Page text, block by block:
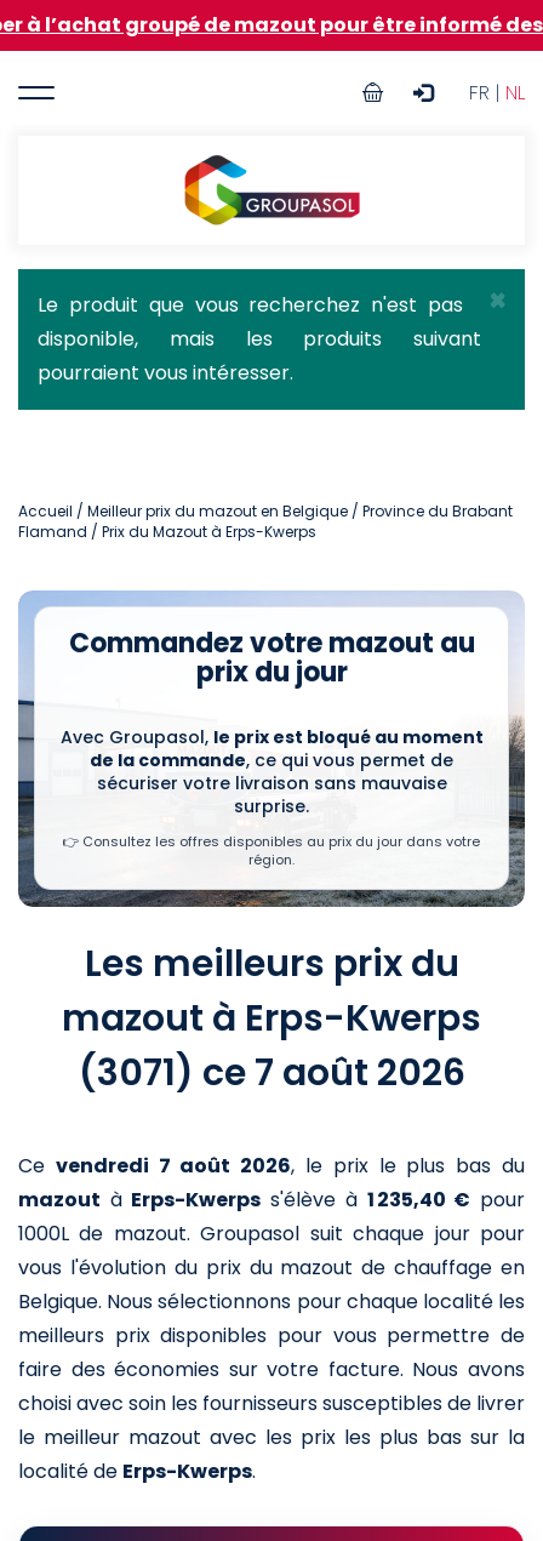
Aller
au
principal
groupé de mazout pour être informé des prix
FR | NL
User
Groupasol
×
Message
d'état
Le produit que vous recherchez n'est pas
disponible, mais les produits suivant
pourraient vous intéresser.
Accueil / Meilleur prix du mazout en Belgique / Province du Brabant
Flamand / Prix du Mazout à Erps-Kwerps
Commandez votre mazout au
prix du jour
Avec Groupasol, le prix est bloqué au moment
de la commande, ce qui vous permet de
sécuriser votre livraison sans mauvaise
surprise.
👉 Consultez les offres disponibles au prix du jour dans votre
région.
Les meilleurs prix du
mazout à Erps-Kwerps
(3071) ce 7 août 2026
Ce vendredi 7 août 2026, le prix le plus bas du
mazout à Erps-Kwerps s'élève à 1 235,40 € pour
1000L de mazout. Groupasol suit chaque jour pour
vous l'évolution du prix du mazout de chauffage en
Belgique. Nous sélectionnons pour chaque localité les
meilleurs prix disponibles pour vous permettre de
faire des économies sur votre facture. Nous avons
choisi avec soin les fournisseurs susceptibles de livrer
le meilleur mazout avec les prix les plus bas sur la
localité de Erps-Kwerps.